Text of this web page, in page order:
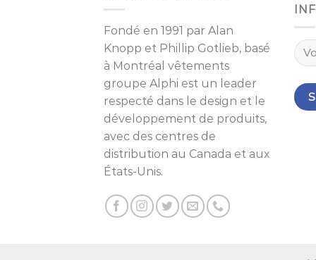
Fondé en 1991 par Alan
Knopp et Phillip Gotlieb, basé
à Montréal vêtements
groupe Alphi est un leader
respecté dans le design et le
développement de produits,
avec des centres de
distribution au Canada et aux
États-Unis.